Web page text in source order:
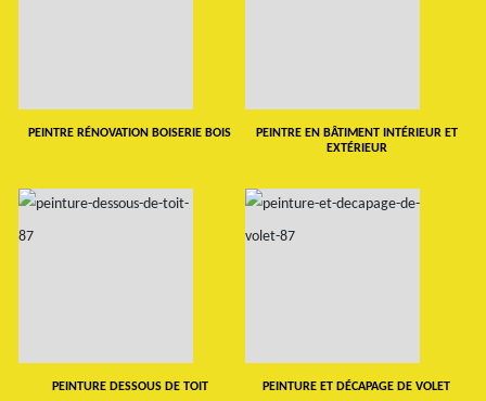
PEINTRE RÉNOVATION BOISERIE BOIS
PEINTRE EN BÂTIMENT INTÉRIEUR ET
EXTÉRIEUR
PEINTURE DESSOUS DE TOIT PEINTURE ET DÉCAPAGE DE VOLET